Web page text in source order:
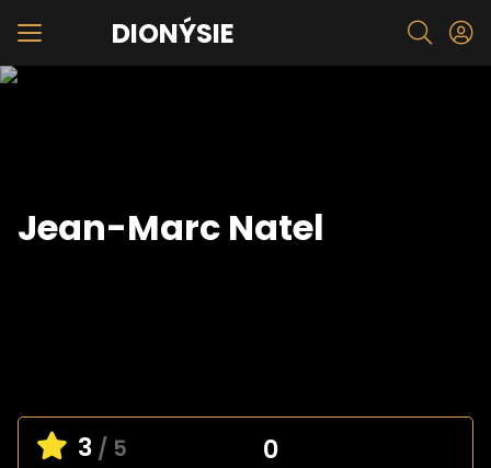
DIONÝSIE
Jean-Marc Natel
3 / 5 0